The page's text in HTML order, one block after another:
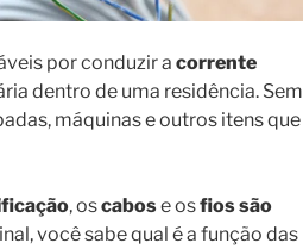
por conduzir a corrente
dentro de uma residência. Sem
máquinas e outros itens que
, oscabose osfios são
você sabe qual é a função das